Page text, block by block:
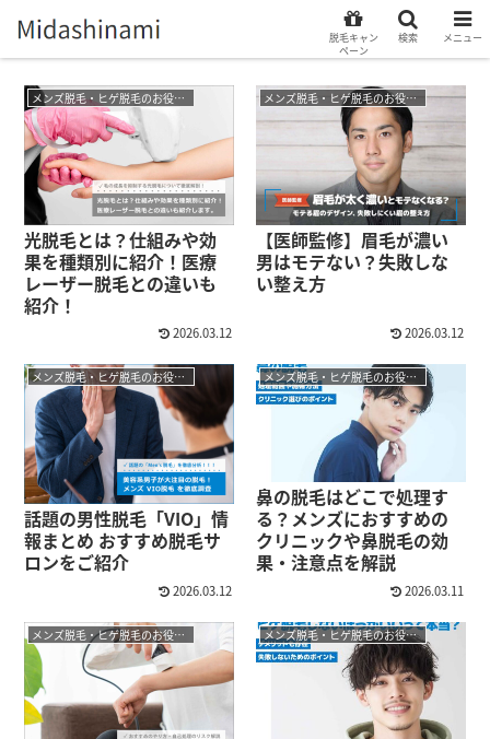
メンズ脱毛・ヒゲ脱毛のお役立ちコラム
光脱毛とは？仕組みや効
果を種類別に紹介！医療
レーザー脱毛との違いも
紹介！
2026.03.12
メンズ脱毛・ヒゲ脱毛のお役立ちコラム
【医師監修】眉毛が濃い
男はモテない？失敗しな
い整え方
2026.03.12
メンズ脱毛・ヒゲ脱毛のお役立ちコラム
話題の男性脱毛「VIO」情
報まとめ おすすめ脱毛サ
ロンをご紹介
2026.03.12
メンズ脱毛・ヒゲ脱毛のお役立ちコラム
鼻の脱毛はどこで処理す
る？メンズにおすすめの
クリニックや鼻脱毛の効
果・注意点を解説
2026.03.11
メンズ脱毛・ヒゲ脱毛のお役立ちコラム メンズ脱毛・ヒゲ脱毛のお役立ちコラム
脱毛キャン
ペーン
検索 メニュー